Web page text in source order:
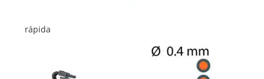
rápida